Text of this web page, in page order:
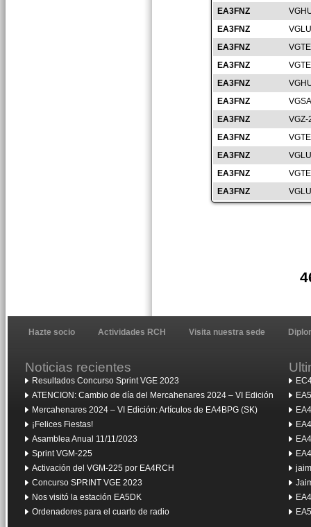
EA3FNZ
EA3FNZ
EA3FNZ
EA3FNZ
EA3FNZ
EA3FNZ
EA3FNZ
VGZ-
EA3FNZ
EA3FNZ
EA3FNZ
EA3FNZ
Hazte socio Actividades RCH Visita nuestra sede
Noticias recientes
Resultados Concurso Sprint VGE 2023
ATENCION: Cambio de día del Mercahenares 2024 – VI Edición
Mercahenares 2024 – VI Edición: Artículos de EA4BPG (SK)
¡Felices Fiestas!
Asamblea Anual 11/11/2023
Sprint VGM-225
Activación del VGM-225 por EA4RCH
Concurso SPRINT VGE 2023
Nos visitó la estación EA5DK
Ordenadores para el cuarto de radio